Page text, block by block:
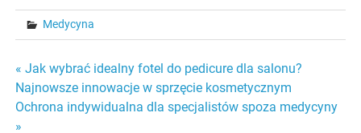
Medycyna
Nawigacja
wpisu
« Jak wybrać idealny fotel do pedicure dla salonu?
Najnowsze innowacje w sprzęcie kosmetycznym
Ochrona indywidualna dla specjalistów spoza medycyny
»